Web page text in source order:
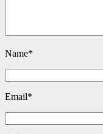
Name*
Email*